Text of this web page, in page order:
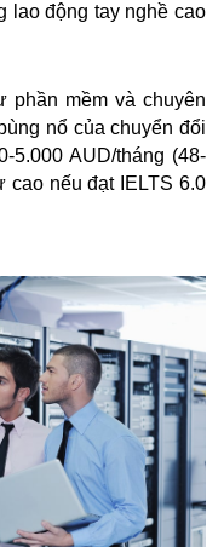
lao động tay nghề cao
mềm và chuyên
nổ của chuyển đổi
AUD/tháng (48-
nếu đạt IELTS 6.0